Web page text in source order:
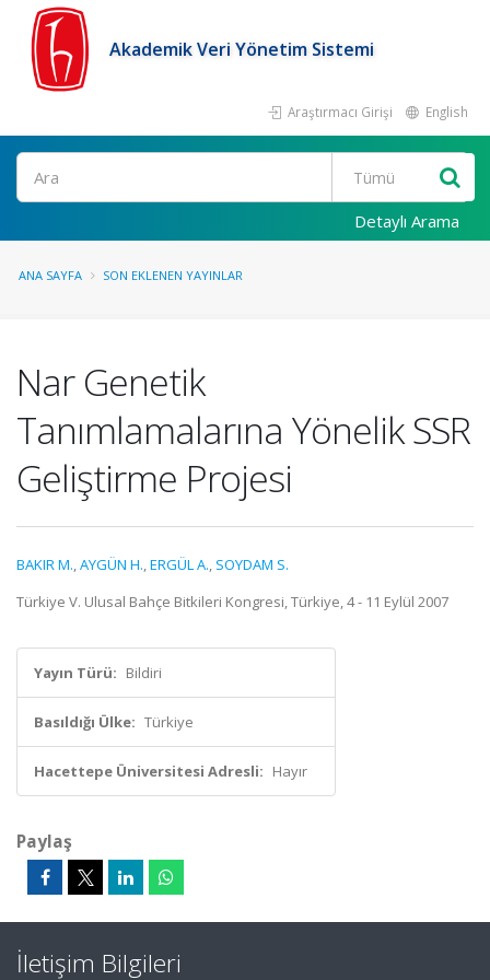
Akademik Veri Yönetim Sistemi
Araştırmacı Girişi English
Ara
Detaylı Arama
ANA SAYFA SON EKLENEN YAYINLAR
Nar Genetik
Tanımlamalarına Yönelik SSR
Geliştirme Projesi
BAKIR M.,AYGÜN H.,ERGÜL A., SOYDAM S.
Türkiye V. Ulusal Bahçe Bitkileri Kongresi, Türkiye, 4 - 11 Eylül 2007
Yayın Türü: Bildiri
Basıldığı Ülke: Türkiye
Hacettepe Üniversitesi Adresli: Hayır
Paylaş
İletişim Bilgileri